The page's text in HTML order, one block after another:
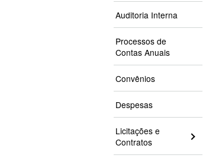
Auditoria Interna
Processos de
Contas Anuais
Convênios
Despesas
Licitações e
Contratos